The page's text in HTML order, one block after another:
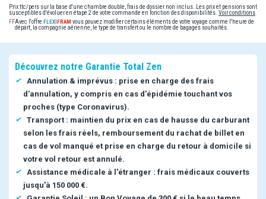
Prix ttc/pers sur la base d'une chambre double, frais de dossier non inclus. Les prix et pensions sont
susceptibles d'évoluer en étape 2 de votre commande en fonction des disponibilités. Voir conditions
Avec l'offre
vous pouvez modifier certains éléments de votre voyage comme l'heure de
départ, la compagnie aérienne, le type de transfert ou le nombre de bagages souhaités.
Découvrez notre Garantie Total Zen
Annulation & imprévus : prise en charge des frais
d'annulation, y compris en cas d'épidémie touchant vos
proches (type Coronavirus).
Transport : maintien du prix en cas de hausse du carburant
selon les frais réels, remboursement du rachat de billet en
cas de vol manqué et prise en charge du retour à domicile si
votre vol retour est annulé.
Assistance médicale à l'étranger : frais médicaux couverts
jusqu'à 150 000 €.